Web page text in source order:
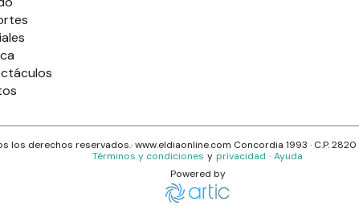
los derechos reservados.· www.eldiaonline.com Concordia 1993 · C.P.2820
Términos y condiciones y privacidad · Ayuda
Powered by